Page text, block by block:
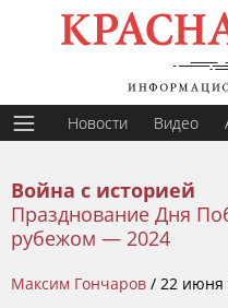
Новости Видео
Война с историей
Празднование Дня
рубежом — 2024
Максим Гончаров / 22 июня